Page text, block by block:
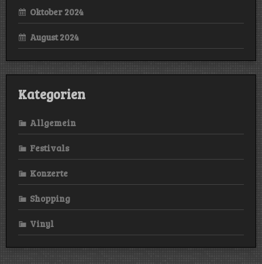
Oktober 2024
August 2024
Kategorien
Allgemein
Festivals
Konzerte
Shopping
Vinyl